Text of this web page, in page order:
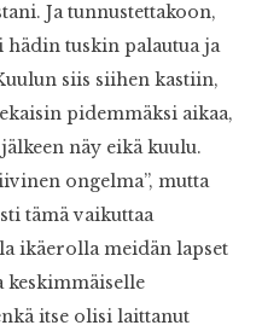
Ja tunnustettakoon,
tuskin palautua ja
siis siihen kastiin,
pidemmäksi aikaa,
näy eikä kuulu.
ongelma”, mutta
tämä vaikuttaa
ikäerolla meidän lapset
keskimmäiselle
itse olisi laittanut